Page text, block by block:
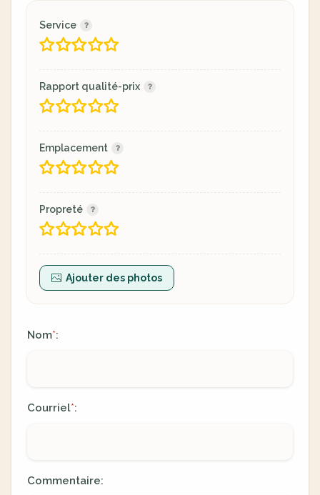
Service
Rapport qualité-prix
Emplacement
Propreté
Ajouter des photos
Nom*:
Courriel*:
Commentaire: